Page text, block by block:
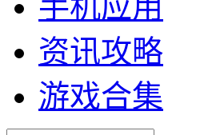
资讯攻略
游戏合集